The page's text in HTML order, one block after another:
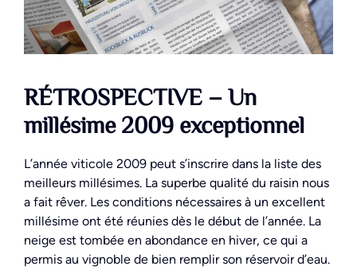
RÉTROSPECTIVE – Un
millésime 2009 exceptionnel
L’année viticole 2009 peut s’inscrire dans la liste des
meilleurs millésimes. La superbe qualité du raisin nous
a fait rêver. Les conditions nécessaires à un excellent
millésime ont été réunies dès le début de l’année. La
neige est tombée en abondance en hiver, ce qui a
permis au vignoble de bien remplir son réservoir d’eau.